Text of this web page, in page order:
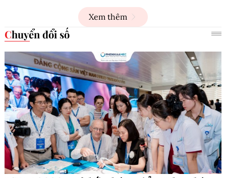
Xem thêm
Chuyển đổi số